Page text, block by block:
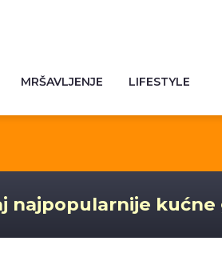
MRŠAVLJENJE LIFESTYLE
najpopularnije